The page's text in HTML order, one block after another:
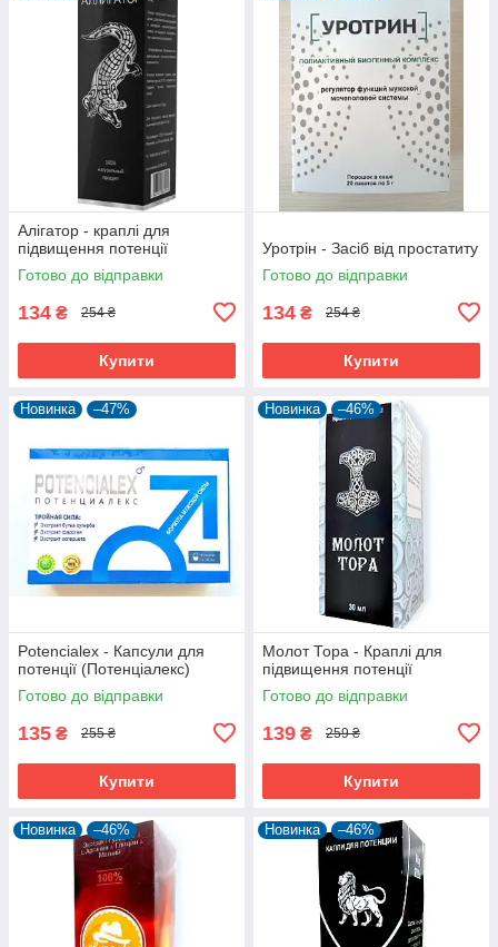
Алігатор - краплі для
підвищення потенції
Готово до відправки
134 ₴ 254 ₴
Купити
Уротрін - Засіб від простатиту
Готово до відправки
134 ₴ 254 ₴
Купити
Новинка –47%
Potencialex - Капсули для
потенції (Потенціалекс)
Готово до відправки
135 ₴ 255 ₴
Купити
Новинка –46%
Молот Тора - Краплі для
підвищення потенції
Готово до відправки
139 ₴ 259 ₴
Купити
Новинка –46% Новинка –46%